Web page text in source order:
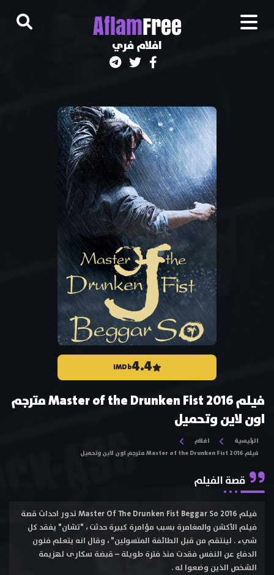
AflamFree
افلام فري
4.4
IMDb
فيلم Master of the Drunken Fist 2016 مترجم
اون لاين وتحميل
الرئيسية
افلام
فيلم Master of the Drunken Fist 2016 مترجم اون لاين وتحميل
قصة الفيلم
فيلم Master Of The Drunken Fist Beggar So 2016 تدور احداث قصة
فيلم الأكشن والمغامرة بسبب مؤامرة كبيرة حدثت ، "تشان" يفقد كل
شيء . لينتقم من قبل الطائفة المتسولين" ، وقال انه يتعلم فنون
الدفاع عن النفس فقدت منذ فترة طويلة – قبضة سكارى لهزيمة
الشخص الذين وضعوا له .